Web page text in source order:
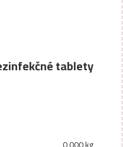
tablety